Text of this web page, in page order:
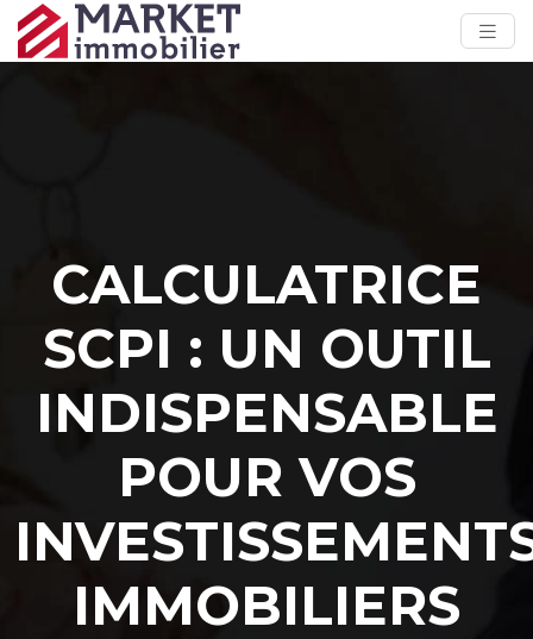
CALCULATRICE
SCPI : UN OUTIL
INDISPENSABLE
POUR VOS
IMMOBILIERS